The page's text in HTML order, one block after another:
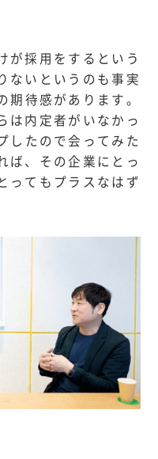
が採用をするという
ないというのも事実
待感があります。
は内定者がいなかっ
したので会ってみた
ば、その企業にとっ
ってもプラスなはず